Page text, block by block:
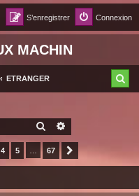
Connexion
S’enregistrer
MACHIN
ETRANGER
c
RECHERCHER
4 5 67